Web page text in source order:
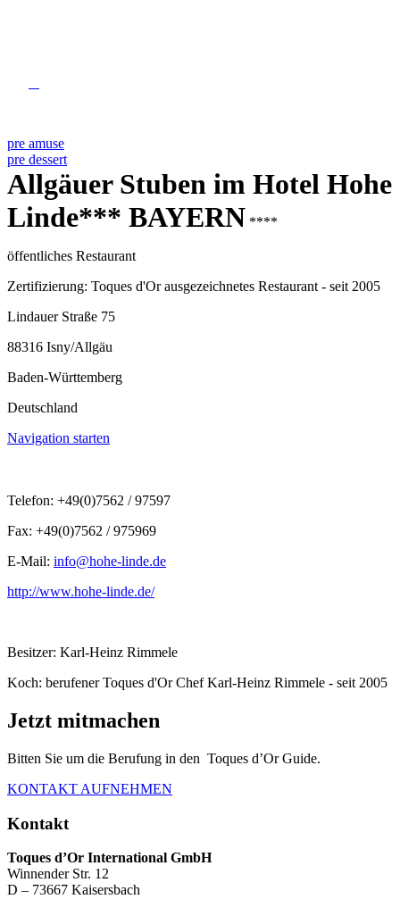
pre amuse
pre dessert
Allgäuer Stuben im Hotel Hohe
Linde*** BAYERN ****
öffentliches Restaurant
Zertifizierung: Toques d'Or ausgezeichnetes Restaurant - seit 2005
Lindauer Straße 75
88316 Isny/Allgäu
Baden-Württemberg
Deutschland
Navigation starten
Telefon: +49(0)7562 / 97597
Fax: +49(0)7562 / 975969
E-Mail: info@hohe-linde.de
http://www.hohe-linde.de/
Besitzer: Karl-Heinz Rimmele
Koch: berufener Toques d'Or Chef Karl-Heinz Rimmele - seit 2005
Jetzt mitmachen
Bitten Sie um die Berufung in den Toques d’Or Guide.
KONTAKT AUFNEHMEN
Kontakt
Toques d’Or International GmbH
Winnender Str. 12
D – 73667 Kaisersbach